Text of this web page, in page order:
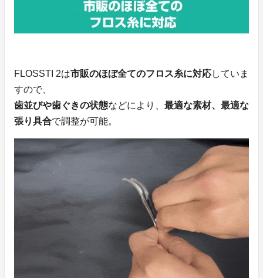
FLOSSTI 2は市販のほぼ全てのフロス糸に対応していま
すので、
歯並びや歯ぐきの状態などにより、 最適な素材、最適な
張り具合で調整が可能。